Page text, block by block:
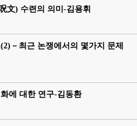
文) 수련의 의미-김용휘
－최근 논쟁에서의 몇가지 문제
에 대한 연구-김동환